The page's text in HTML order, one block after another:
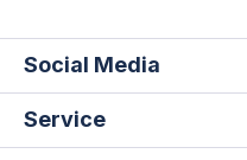
Social Media
Service